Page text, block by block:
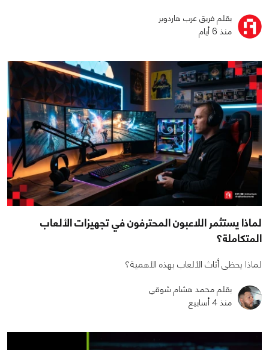
بقلم فريق عرب هاردوير
منذ 6 أيام
لماذا يستثمر اللاعبون المحترفون في تجهيزات الألعاب
المتكاملة؟
لماذا يحظى أثاث الألعاب بهذه الأهمية؟
بقلم محمد هشام شوقي
منذ 4 أسابيع